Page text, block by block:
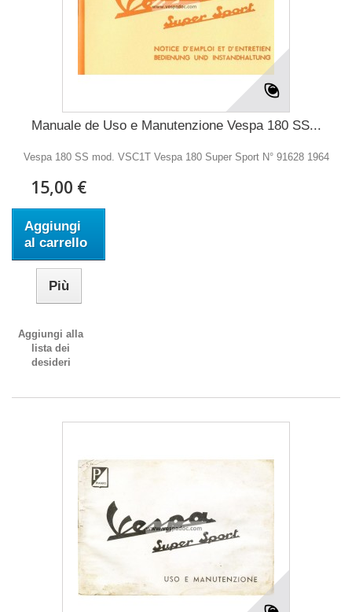
Manuale de Uso e Manutenzione Vespa 180 SS...
Vespa 180 SS mod. VSC1T Vespa 180 Super Sport N° 91628 1964
15,00 €
Aggiungi
al carrello
Più
Aggiungi alla
lista dei
desideri